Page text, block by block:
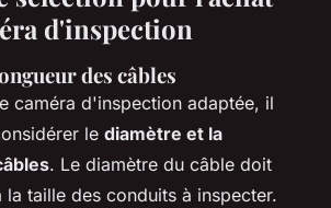
d'inspection
des câbles
caméra d'inspection adaptée, il
le diamètre et la
. Le diamètre du câble doit
taille des conduits à inspecter.